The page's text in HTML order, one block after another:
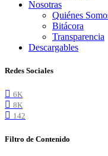
Nosotras
Quiénes
Bitácora
Transparencia
Descargables
Redes Sociales
6K
8K
142
Filtro de Contenido